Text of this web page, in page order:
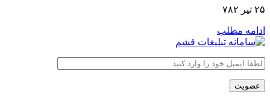
۲۵ تیر ۷۸۲
ادامه مطلب